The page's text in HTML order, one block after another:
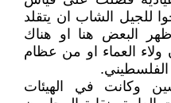
للجيل الشاب ان يتقلد
البعض هنا او هناك
العماء او من عظام
الفلسطيني.
وكانت في الهيئات